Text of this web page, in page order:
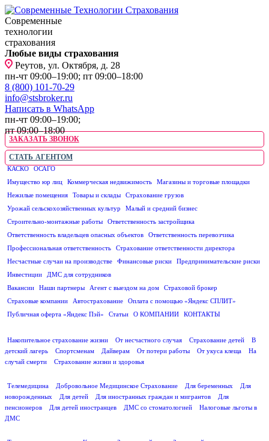
Современные
технологии
страхования
Любые виды страхования
Реутов, ул. Октября, д. 28
пн-чт 09:00–19:00; пт 09:00–18:00
8 (800) 101-70-29
info@stsbroker.ru
Написать в WhatsApp
пн-чт 09:00–19:00;
пт 09:00–18:00
ЗАКАЗАТЬ ЗВОНОК
СТАТЬ АГЕНТОМ
КАСКО ОСАГО
Имущество юр лиц
Коммерческая недвижимость
Магазины и торговые площадки
Нежилые помещения
Товары и склады
Страхование грузов
Урожай сельскохозяйственных культур
Малый и средний бизнес
Строительно-монтажные работы
Ответственность застройщика
Ответственность владельцев опасных объектов
Ответственность перевозчика
Профессиональная ответственность
Страхование ответственности директора
Несчастные случаи на производстве
Финансовые риски
Предпринимательские риски
Инвестиции
ДМС для сотрудников
Вакансии
Наши партнеры Агент с выездом на дом
Страховой брокер
Страховые компании
Автострахование
Оплата с помощью «Яндекс СПЛИТ»
Публичная оферта «Яндекс Пэй»
Статьи О КОМПАНИИ
КОНТАКТЫ
Накопительное страхование жизни
От несчастного случая Страхование детей
В
детский лагерь
Спортсменам Дайверам От потери работы От укуса клеща
На
случай смерти
Страхование жизни и здоровья
Телемедицина
Добровольное Медицинское Страхование Для беременных
Для
новорожденных
Для детей Для иностранных граждан и мигрантов
Для
пенсионеров
Для детей иностранцев ДМС со стоматологией
Налоговые льготы в
ДМС